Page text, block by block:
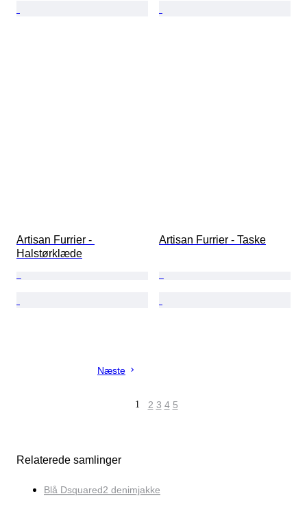
Artisan Furrier -
Halstørklæde
Artisan Furrier - Taske
Næste
1 2 3 4 5
Relaterede samlinger
Blå Dsquared2 denimjakke